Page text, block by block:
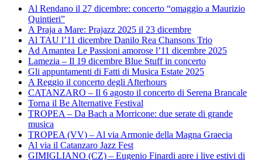
Al Rendano il 27 dicembre: concerto “omaggio a Maurizio
Quintieri”
A Praja a Mare: Prajazz 2025 il 23 dicembre
Al TAU l’11 dicembre Danilo Rea Chansons Trio
Ad Amantea Le Passioni amorose l’11 dicembre 2025
Lamezia – Il 19 dicembre Blue Stuff in concerto
Gli appuntamenti di Fatti di Musica Estate 2025
A Reggio il concerto degli Afterhours
CATANZARO – Il 6 agosto il concerto di Serena Brancale
Torna il Be Alternative Festival
TROPEA – Da Bach a Morricone: due serate di grande
musica
TROPEA (VV) – Al via Armonie della Magna Graecia
Al via il Catanzaro Jazz Fest
GIMIGLIANO (CZ) – Eugenio Finardi apre i live estivi di